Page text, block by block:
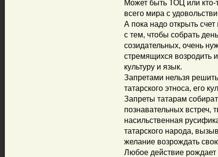
Может быть ТОЦ или кто-
всего мира с
А пока надо открыть
с тем, чтобы собрать
созидательных, очень
стремящихся возродить
культуру и язык.
Запретами нельзя
татарского этноса, его
Запреты татарам
познавательных встреч,
насильственная
татарского народа,
желание возрождать
Любое действие рождает